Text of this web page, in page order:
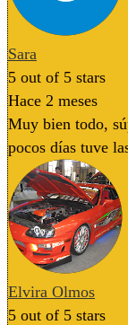
Sara
5 out of 5 stars
Hace 2 meses
Muy bien todo,
pocos días tuve
Elvira Olmos
5 out of 5 stars